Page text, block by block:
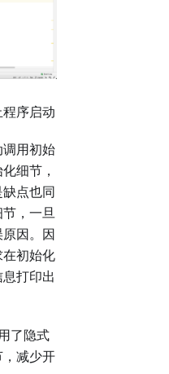
序启动
用初始
细节，
点也同
，一旦
因。因
初始化
打印出
了隐式
减少开